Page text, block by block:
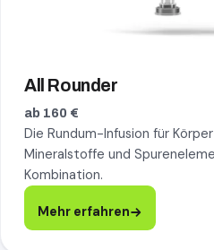
All Rounder
ab 160 €
Die Rundum-Infusion für
Mineralstoffe und
Kombination.
Mehr erfahren